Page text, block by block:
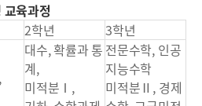
육과정
2학년 3학년
대수, 확률과 통
계,
미적분Ⅰ,
전문수학, 인공
지능수학
미적분Ⅱ, 경제